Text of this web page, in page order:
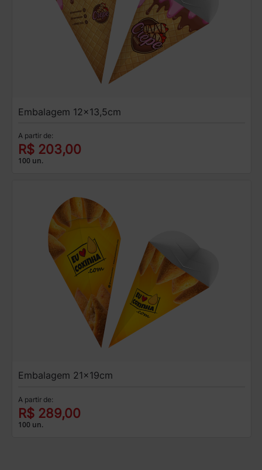
Embalagem 12x13,5cm
A partir de:
R$ 203,00
100 un.
Embalagem 21x19cm
A partir de:
R$ 289,00
100 un.